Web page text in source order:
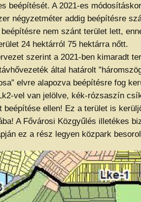
beépítését. A 2021-es
négyzetméter addig beépítésre
nem szánt terület lett,
24 hektárról 75 hektárra nőtt.
szerint a 2021-ben kimaradt
által határolt
elvre alapozva beépítésre fog
vel van jelölve, kék-rózsaszín
beépítése ellen! Ez a terület is
A Fővárosi Közgyűlés illetékes
ez a rész legyen közpark